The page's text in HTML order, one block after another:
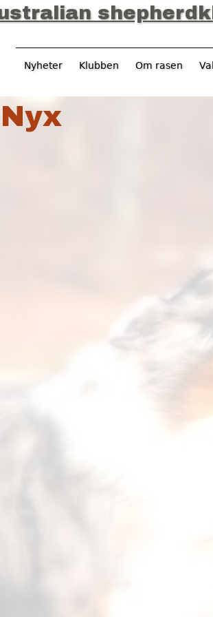
Jump to navigation
Nyheter Klubben Om rasen